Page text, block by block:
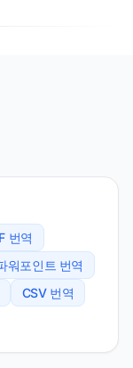
번역
워포인트 번역
CSV 번역